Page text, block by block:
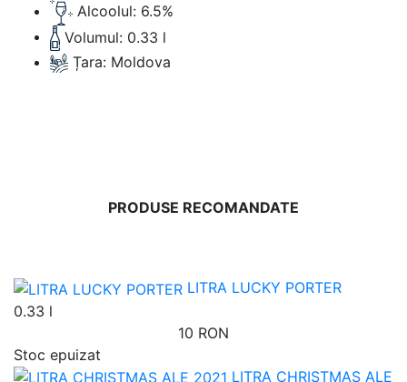
Alcoolul: 6.5%
Volumul: 0.33 l
Țara: Moldova
PRODUSE RECOMANDATE
LITRA LUCKY PORTER
0.33 l
10 RON
Stoc epuizat
LITRA CHRISTMAS ALE